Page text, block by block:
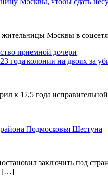
Москвы в
года колонии на двоих за
к 17,5 года
района Подмосковья Шестуна
заключить под
[…]